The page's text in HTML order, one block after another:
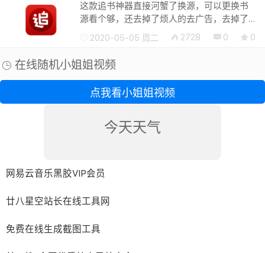
这款追书神器直接河蟹了换源，可以更换书
源看个够，还去掉了烦人的去广告，去掉了
追书神器APP升级检测让你一个版本用到永
录即是VIP...
2020-05-05 周二 2728 0 0
在线随机小姐姐视频
点我看小姐姐视频
今天天气
网易云音乐黑胶VIP会员
廿八星空站长在线工具网
免费在线生成截图工具